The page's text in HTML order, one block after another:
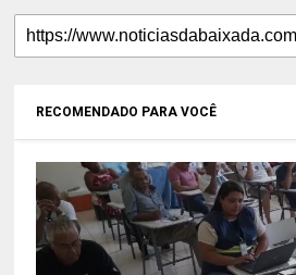
RECOMENDADO PARA VOCÊ